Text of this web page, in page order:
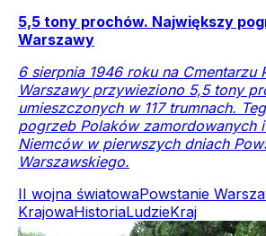
5,5 tony prochów. Największy
Warszawy
6 sierpnia 1946 roku na Cmentarzu
Warszawy przywieziono 5,5 tony
umieszczonych w 117 trumnach.
pogrzeb Polaków zamordowanych
Niemców w pierwszych dniach
Warszawskiego.
II wojna światowaPowstanie
KrajowaHistoriaLudzieKraj